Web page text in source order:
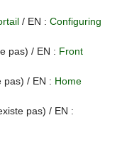
/ EN :Configuring
pas) / EN : Front
pas) / EN : Home
pas) / EN :